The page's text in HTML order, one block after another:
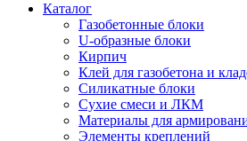
Каталог
Газобетонные блоки
U-образные блоки
Кирпич
Клей для газобетона и
Силикатные блоки
Сухие смеси и ЛКМ
Материалы для
Элементы креплений